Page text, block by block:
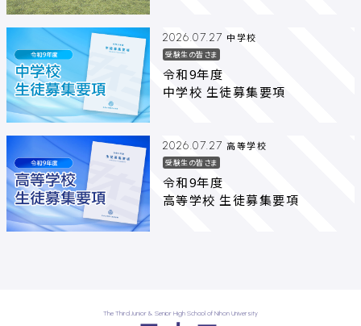
2026.07.27 中学校
受験生の皆さま
令和9年度
中学校 生徒募集要項
2026.07.27 高等学校
受験生の皆さま
令和9年度
高等学校 生徒募集要項
The Third Junior & Senior High School of Nihon University